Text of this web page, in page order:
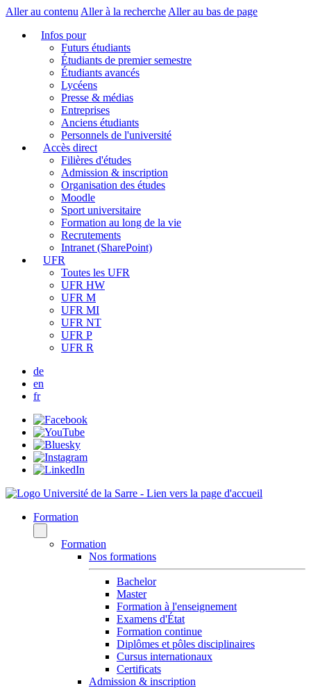
Aller au contenu Aller à la recherche Aller au bas de page
Infos pour
Futurs étudiants
Étudiants de premier semestre
Étudiants avancés
Lycéens
Presse & médias
Entreprises
Anciens étudiants
Personnels de l'université
Accès direct
Filières d'études
Admission & inscription
Organisation des études
Moodle
Sport universitaire
Formation au long de la vie
Recrutements
Intranet (SharePoint)
UFR
Toutes les UFR
UFR HW
UFR M
UFR MI
UFR NT
UFR P
UFR R
de
en
fr
Formation
Formation
Nos formations
Bachelor
Master
Formation à l'enseignement
Examens d'État
Formation continue
Diplômes et pôles disciplinaires
Cursus internationaux
Certificats
Admission & inscription